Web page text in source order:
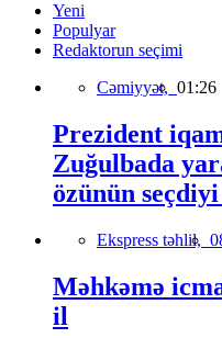
Yeni
Populyar
Redaktorun seçimi
Cəmiyyət, 01:26
Prezident
Zuğulbada
özünün
Ekspress təhlil,
Məhkəmə
il